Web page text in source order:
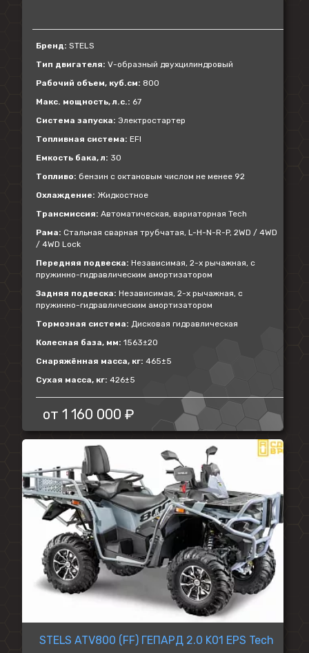
Бренд: STELS
Тип двигателя: V-образный двухцилиндровый
Рабочий объем, куб.см: 800
Макс. мощность, л.с.: 67
Система запуска: Электростартер
Топливная система: EFI
Емкость бака, л: 30
Топливо: бензин с октановым числом не менее 92
Охлаждение: Жидкостное
Трансмиссия: Автоматическая, вариаторная Tech
Рама: Стальная сварная трубчатая, L-H-N-R-P, 2WD / 4WD
/ 4WD Lock
Передняя подвеска: Независимая, 2-х рычажная, с
пружинно-гидравлическим амортизатором
Задняя подвеска: Независимая, 2-х рычажная, с
пружинно-гидравлическим амортизатором
Тормозная система: Дисковая гидравлическая
Колесная база, мм: 1563±20
Снаряжённая масса, кг: 465±5
Сухая масса, кг: 426±5
от 1 160 000 ₽
STELS ATV800 (FF) ГЕПАРД 2.0 K01 EPS Tech